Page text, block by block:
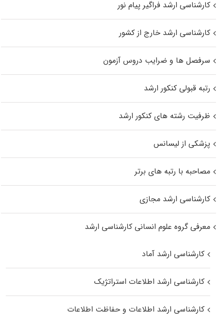
کارشناسی ارشد فراگیر پیام نور
کارشناسی ارشد خارج از کشور
سرفصل ها و ضرایب دروس آزمون
رتبه قبولی کنکور ارشد
ظرفیت رشته های کنکور ارشد
پزشکی از لیسانس
مصاحبه با رتبه های برتر
کارشناسی ارشد مجازی
معرفی گروه علوم انسانی کارشناسی ارشد
کارشناسی ارشد آماد
کارشناسی ارشد اطلاعات استراتژیک
کارشناسی ارشد اطلاعات و حفاظت اطلاعات